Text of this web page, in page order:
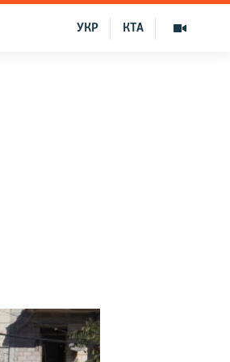
КТА
УКР